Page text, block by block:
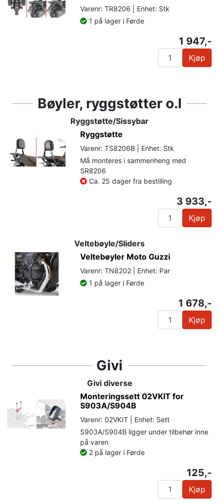
Varenr: TR8206 | Enhet: Stk
1 på lager i Førde
1 947,-
Kjøp
Bøyler, ryggstøtter o.l
Ryggstøtte/Sissybar
Ryggstøtte
Varenr: TS8206B | Enhet: Stk
Må monteres i sammenheng med
SR8206
Ca. 25 dager fra bestilling
3 933,-
Kjøp
Veltebøyle/Sliders
Veltebøyler Moto Guzzi
Varenr: TN8202 | Enhet: Par
1 på lager i Førde
1 678,-
Kjøp
Givi
Givi diverse
Monteringssett 02VKIT for
S903A/S904B
Varenr: 02VKIT | Enhet: Sett
S903A/S904B ligger under tilbehør inne
på varen
2 på lager i Førde
125,-
Kjøp